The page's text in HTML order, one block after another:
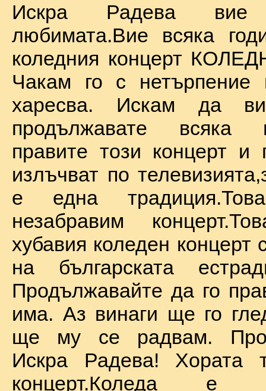
Искра Радева
любимата.Вие всяка
коледния концерт
Чакам го с
харесва. Искам да
продължавате всяка
правите този концерт и
излъчват по
е една
незабравим
хубавия коледен концерт
на българската
Продължавайте да го
има. Аз винаги ще го
ще му се радвам.
Искра Радева! Хората
концерт.Коледа е